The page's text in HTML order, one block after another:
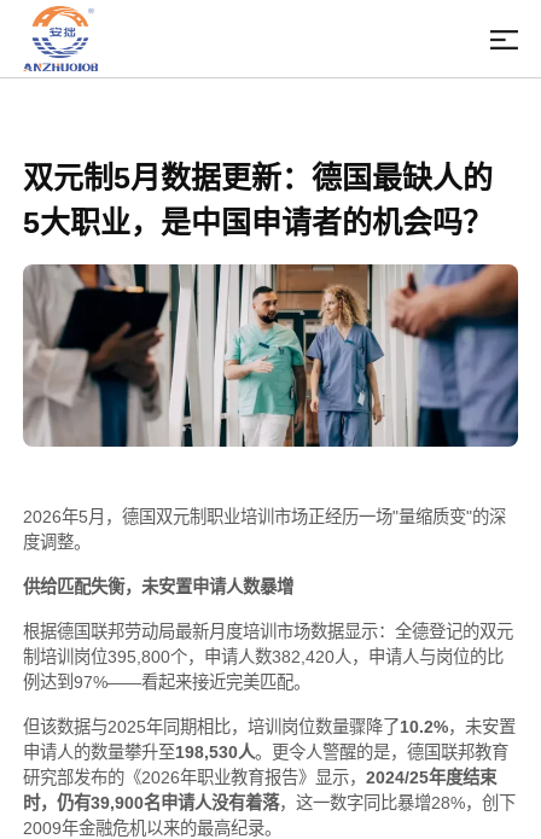
双元制5月数据更新：德国最缺人的
5大职业，是中国申请者的机会吗？
2026年5月，德国双元制职业培训市场正经历一场"量缩质变"的深
度调整。
供给匹配失衡，未安置申请人数暴增
根据德国联邦劳动局最新月度培训市场数据显示：全德登记的双元
制培训岗位395,800个，申请人数382,420人，申请人与岗位的比
例达到97%——看起来接近完美匹配。
但该数据与2025年同期相比，培训岗位数量骤降了10.2%，未安置
申请人的数量攀升至198,530人。更令人警醒的是，德国联邦教育
研究部发布的《2026年职业教育报告》显示，2024/25年度结束
时，仍有39,900名申请人没有着落，这一数字同比暴增28%，创下
2009年金融危机以来的最高纪录。